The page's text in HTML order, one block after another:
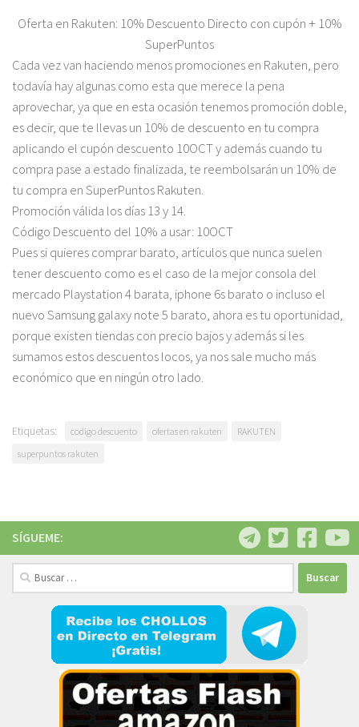
Oferta en Rakuten: 10% Descuento Directo con cupón + 10%
SuperPuntos
Cada vez van haciendo menos promociones en Rakuten, pero
todavía hay algunas como esta que merece la pena
aprovechar, ya que en esta ocasión tenemos promoción doble,
es decir, que te llevas un 10% de descuento en tu compra
aplicando el cupón descuento 10OCT y además cuando tu
compra pase a estado finalizada, te reembolsarán un 10% de
tu compra en SuperPuntos Rakuten.
Promoción válida los días 13 y 14.
Código Descuento del 10% a usar: 10OCT
Pues si quieres comprar barato, artículos que nunca suelen
tener descuento como es el caso de la mejor consola del
mercado Playstation 4 barata, iphone 6s barato o incluso el
nuevo Samsung galaxy note 5 barato, ahora es tu oportunidad,
porque existen tiendas con precio bajos y además si les
sumamos estos descuentos locos, ya nos sale mucho más
económico que en ningún otro lado.
Etiquetas: codigo descuento ofertas en rakuten
RAKUTEN
superpuntos rakuten
SÍGUEME:
Buscar: